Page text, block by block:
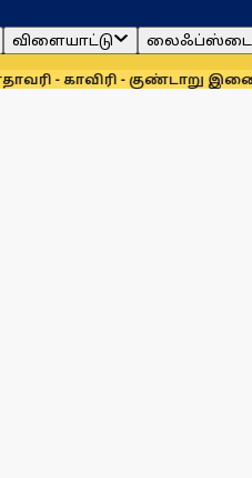
விளையாட்டு
- குண்டாறு இணைப்புத்